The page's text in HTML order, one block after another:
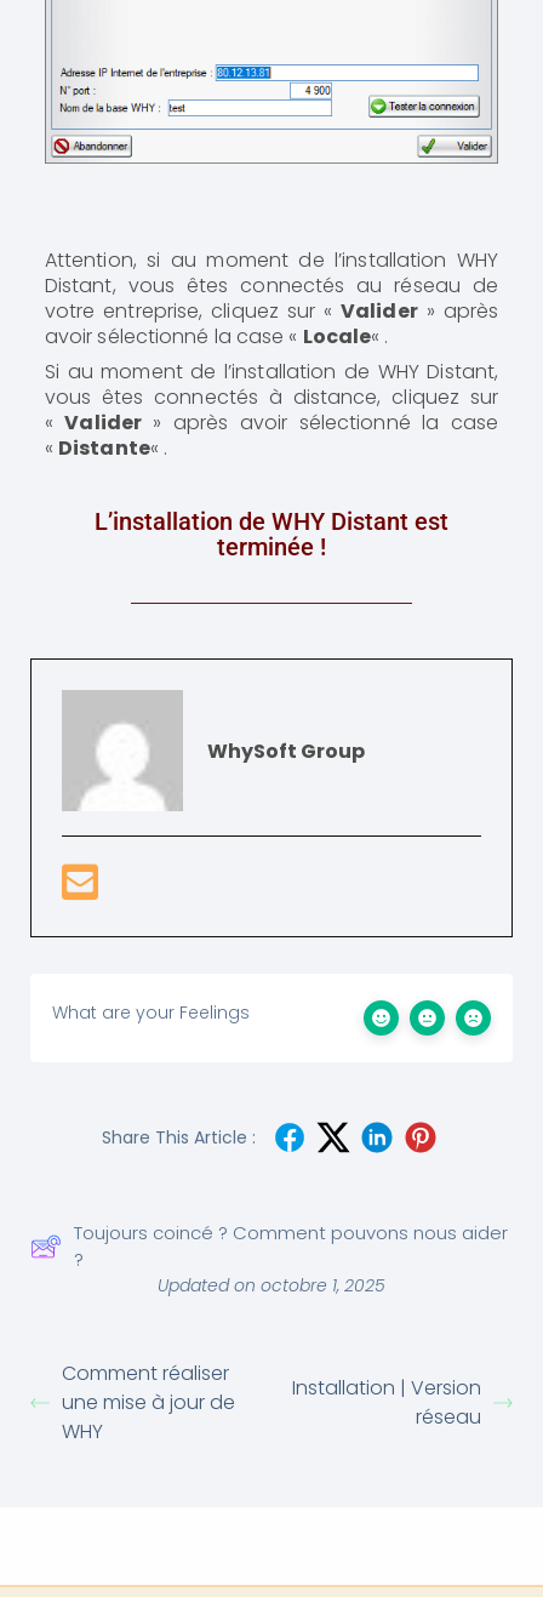
Attention, si au moment de l’installation WHY
Distant, vous êtes connectés au réseau de
votre entreprise, cliquez sur «Valider» après
avoir sélectionné la case « Locale« .
Si au moment de l’installation de WHY Distant,
vous êtes connectés à distance, cliquez sur
«Valider » après avoir sélectionné la case
« Distante« .
L’installation de WHY Distant est
terminée !
WhySoft Group
What are your Feelings
Share This Article :
Toujours coincé ? Comment pouvons nous aider
?
Updated on octobre 1, 2025
Comment réaliser
une mise à jour de
WHY
Installation | Version
réseau